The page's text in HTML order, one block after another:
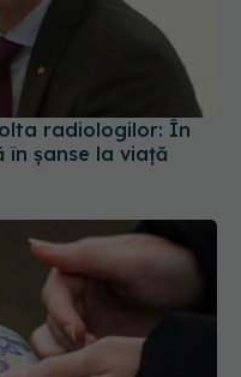
radiologilor: În
în șanse la viață